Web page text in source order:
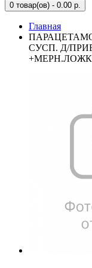
0 товар(ов) - 0.00 р.
Главная
СУСП. Д/